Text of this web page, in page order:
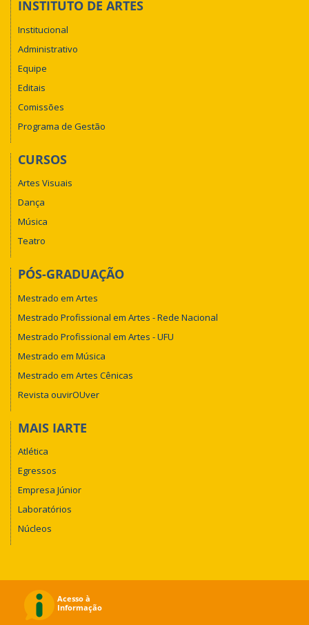
INSTITUTO DE ARTES
Institucional
Administrativo
Equipe
Editais
Comissões
Programa de Gestão
CURSOS
Artes Visuais
Dança
Música
Teatro
PÓS-GRADUAÇÃO
Mestrado em Artes
Mestrado Profissional em Artes - Rede Nacional
Mestrado Profissional em Artes - UFU
Mestrado em Música
Mestrado em Artes Cênicas
Revista ouvirOUver
MAIS IARTE
Atlética
Egressos
Empresa Júnior
Laboratórios
Núcleos